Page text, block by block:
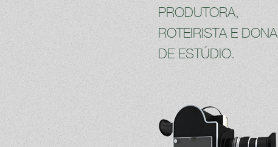
PRODUTORA,
ROTEIRISTA E DONA
DE ESTÚDIO.